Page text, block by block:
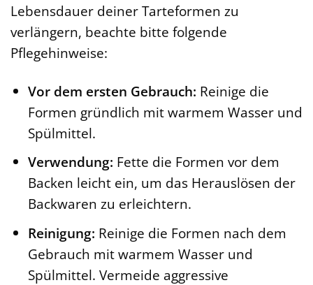
Lebensdauer deiner Tarteformen zu
verlängern, beachte bitte folgende
Pflegehinweise:
Vor dem ersten Gebrauch: Reinige die
Formen gründlich mit warmem Wasser und
Spülmittel.
Verwendung: Fette die Formen vor dem
Backen leicht ein, um das Herauslösen der
Backwaren zu erleichtern.
Reinigung: Reinige die Formen nach dem
Gebrauch mit warmem Wasser und
Spülmittel. Vermeide aggressive